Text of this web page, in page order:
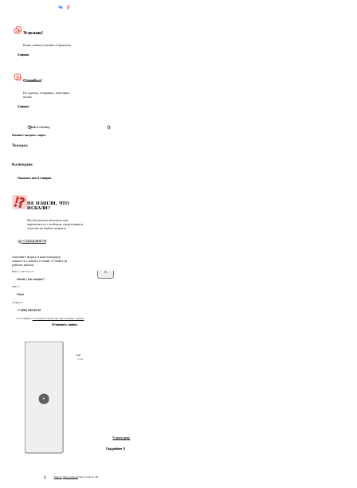
Успешно!
Ваша заявка успешно отправлена
Хорошо
Ошибка!
Не удалось отправить, повторите
позже
Хорошо
Начните вводить запрос
Товары:
Категории:
Показать все 0 товаров
НЕ НАШЛИ, ЧТО
ИСКАЛИ?
Мы бесплатно поможем вам
определиться с выбором спецтехники и
ответим на любые вопросы
+7 (3513) 28-97-70
Заполните форму и наш менеджер
свяжется с вами в течение 15 минут (в
рабочее время)
Какой у вас вопрос?
Ф.И.О.*
Телефон*
Я соглашаюсь с политикой обработки персональных данных
Отправить заявку
Текст
123
Узнать цену
Подробнее
/Каталог/Автоцистерны/Автоцистерны АЦ